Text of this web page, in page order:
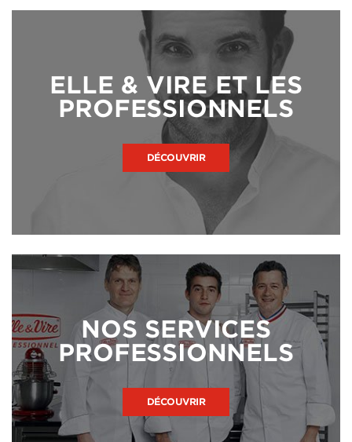
ELLE & VIRE ET LES
PROFESSIONNELS
DÉCOUVRIR
NOS SERVICES
PROFESSIONNELS
DÉCOUVRIR